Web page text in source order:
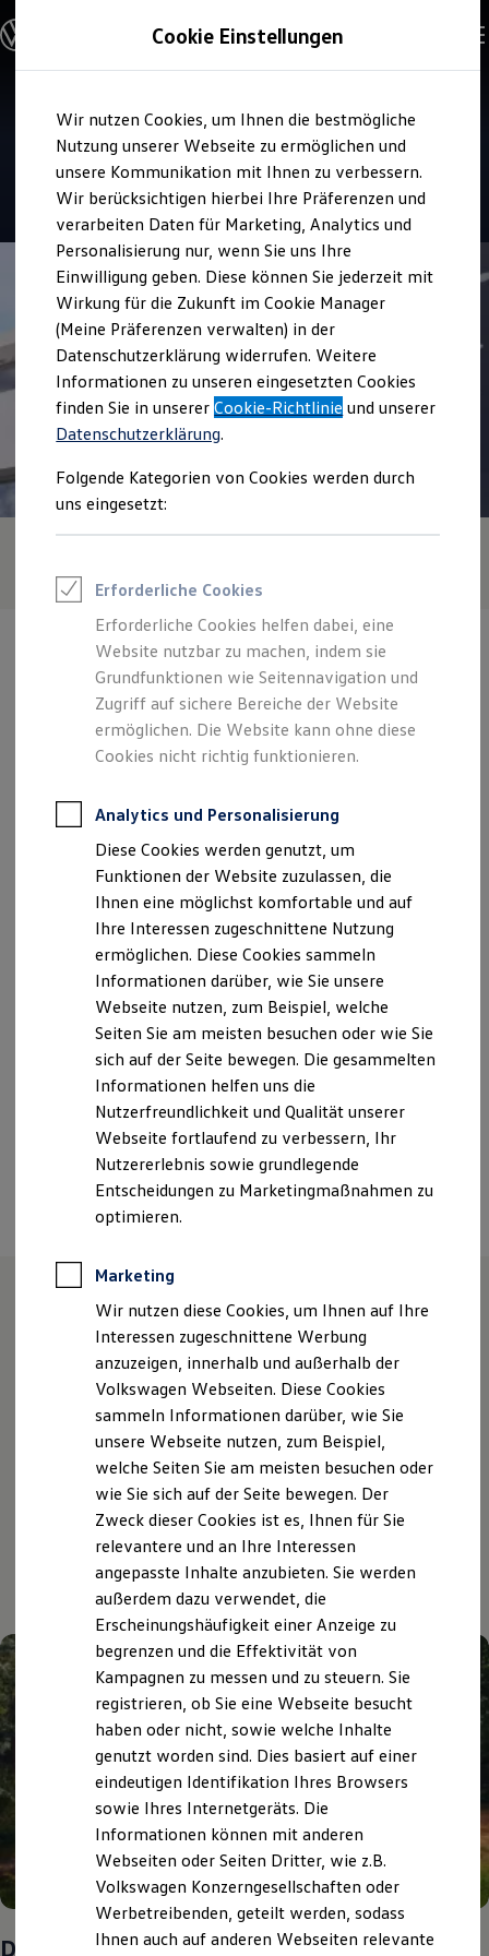
Hauptinhalt
springen
Footer
springen
Modelle & Konfigurator
Nutzfahrzeugkategorien entdecken
Modelle konfigurieren
Vorgängermodelle und Oldtimer
Vorgängermodelle
Oldtimer
Bulli Historie
Branchenlösungen & Gewerbekunden
Umbaulösungen und Hersteller finden
Auf- und Umbauten entdecken & konfigurieren
Groß- und Sonderkunden
Großkunden
Kommunen & Behörden
Journalisten
Sportvereine
Branchenlösungen
Bau & Handwerk
Gewerbliche Personenbeförderung
Service & mobile Werkstätten
Kurier, Logistik & Handel
Feuerwehr
Rettungsdienste
ONE Business ID Vorteile
Fahrzeugsuche & Marktplatz
Digitaler Marktplatz
Kauf & Finanzierung
Online-Fahrzeugbewertung
Aktionen & Angebote
E-Auto-Förderung
Für Privatkunden
Für Gewerbekunden
Profi Paket
TopDeal
Zertifizierte Gebrauchtwagen
Für Privatkunden
Für Gewerbekunden
Leasing
Für Privatkunden
Für Gewerbekunden
Versicherungen & Garantien
Garantien
Kfz-Versicherung für Nutzfahrzeuge
Restschuldversicherung
Wartungsverträge
Besitzer & Service
Reparatur & Service
Sommer-Special
Reparatur, Pflege & Inspektion
Servicetermin anfragen
Service-Vorteile bei Volkswagen Nutzfahrzeuge
ServicePlus
Economy Service
Räder & Reifen Service
Ersatzfahrzeuge
Software, Konnektivität & Apps
California App
VW Connect für Ihren ID. Buzz
VW Connect für Ihren Transporter/Caravelle
VW Connect für Ihren Amarok
VW Connect für andere Modelle
Connect Pro
Fleet Interface Data
Multistop Pathfinder
Übersicht Software Updates
Hilfreiches für Besitzer
Fahrerassistenz- und Sicherheitssysteme
Kontrollleuchten
Kurzfahrprofile und Ölverdünnung
XTL-Dieselkraftstoff
Ersatzteile und Betriebsflüssigkeiten
Original Zubehör und Lifestyle Produkte
myVolkswagen
myVolkswagen Business
Elektrisch & Autonom
Elektro - & Hybridfahrzeuge
Unser Ansatz
Klimafreundlicher Strom
Reichweite & Ladelösungen
Reichweitensimulator
Ladezeitensimulator
Ladelösungen für Privatkunden
Ladelösungen für Gewerbekunden
Wallbox und Ladekabel
Förderung & Kosten der Elektrofahrzeuge
Fördermöglichkeiten für Privatkunden
Fördermöglichkeiten für Gewerbekunden
Service
Premiumservice Andreas Pahl
4.8|26 Bewertungen
Verantwortlich für die Inhalte auf dieser Seite ist die
Premiumservice Andreas Pahl GmbH
Zentrale
An den Reesenbetten 1, 24782 Büdelsdorf
info@ap-zentrum.de
+49 4331 437850
Montag-Freitag 07:30-18:00 Uhr
Samstag
09:00-13:00 Uhr
Ansprechpartner
Termin vereinbaren
Unsere Leistungenim
Überblick
Service
Aktuelle Highlights
und Angebote
Das Sommer-Special
Cookie Einstellungen
Wir nutzen Cookies, um Ihnen die bestmögliche
Nutzung unserer Webseite zu ermöglichen und
unsere Kommunikation mit Ihnen zu verbessern.
Wir berücksichtigen hierbei Ihre Präferenzen und
verarbeiten Daten für Marketing, Analytics und
Personalisierung nur, wenn Sie uns Ihre
Einwilligung geben. Diese können Sie jederzeit mit
Wirkung für die Zukunft im Cookie Manager
(Meine Präferenzen verwalten) in der
Datenschutzerklärung widerrufen. Weitere
Informationen zu unseren eingesetzten Cookies
finden Sie in unsererCookie-Richtlinie und unserer
Datenschutzerklärung.
Folgende Kategorien von Cookies werden durch
uns eingesetzt:
Erforderliche Cookies
Erforderliche Cookies helfen dabei, eine
Website nutzbar zu machen, indem sie
Grundfunktionen wie Seitennavigation und
Zugriff auf sichere Bereiche der Website
ermöglichen. Die Website kann ohne diese
Cookies nicht richtig funktionieren.
Analytics und Personalisierung
Diese Cookies werden genutzt, um
Funktionen der Website zuzulassen, die
Ihnen eine möglichst komfortable und auf
Ihre Interessen zugeschnittene Nutzung
ermöglichen. Diese Cookies sammeln
Informationen darüber, wie Sie unsere
Webseite nutzen, zum Beispiel, welche
Seiten Sie am meisten besuchen oder wie Sie
sich auf der Seite bewegen. Die gesammelten
Informationen helfen uns die
Nutzerfreundlichkeit und Qualität unserer
Webseite fortlaufend zu verbessern, Ihr
Nutzererlebnis sowie grundlegende
Entscheidungen zu Marketingmaßnahmen zu
optimieren.
Marketing
Wir nutzen diese Cookies, um Ihnen auf Ihre
Interessen zugeschnittene Werbung
anzuzeigen, innerhalb und außerhalb der
Volkswagen Webseiten. Diese Cookies
sammeln Informationen darüber, wie Sie
unsere Webseite nutzen, zum Beispiel,
welche Seiten Sie am meisten besuchen oder
wie Sie sich auf der Seite bewegen. Der
Zweck dieser Cookies ist es, Ihnen für Sie
relevantere und an Ihre Interessen
angepasste Inhalte anzubieten. Sie werden
außerdem dazu verwendet, die
Erscheinungshäufigkeit einer Anzeige zu
begrenzen und die Effektivität von
Kampagnen zu messen und zu steuern. Sie
registrieren, ob Sie eine Webseite besucht
haben oder nicht, sowie welche Inhalte
genutzt worden sind. Dies basiert auf einer
eindeutigen Identifikation Ihres Browsers
sowie Ihres Internetgeräts. Die
Informationen können mit anderen
Webseiten oder Seiten Dritter, wie z.B.
Volkswagen Konzerngesellschaften oder
Werbetreibenden, geteilt werden, sodass
Ihnen auch auf anderen Webseiten relevante